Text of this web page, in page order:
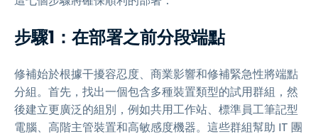
步驟1：在部署之前分段端點
修補始於根據干擾容忍度、商業影響和修補緊急性將端點
分組。首先，找出一個包含多種裝置類型的試用群組，然
後建立更廣泛的組別，例如共用工作站、標準員工筆記型
電腦、高階主管裝置和高敏感度機器。這些群組幫助 IT 團